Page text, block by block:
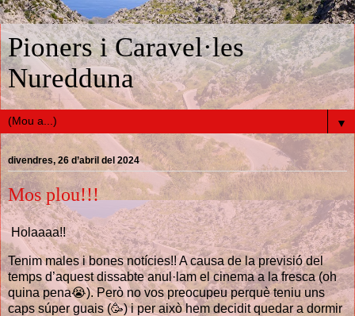
Pioners i Caravel·les
Nuredduna
▼
divendres, 26 d’abril del 2024
Mos plou!!!
Holaaaa!!
Tenim males i bones notícies!! A causa de la previsió del
temps d’aquest dissabte anul·lam el cinema a la fresca (oh
quina pena😭). Però no vos preocupeu perquè teniu uns
caps súper guais (🥳) i per això hem decidit quedar a dormir